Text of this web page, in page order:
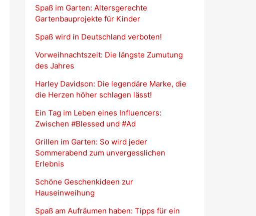
Spaß im Garten: Altersgerechte
Gartenbauprojekte für Kinder
Spaß wird in Deutschland verboten!
Vorweihnachtszeit: Die längste Zumutung
des Jahres
Harley Davidson: Die legendäre Marke, die
die Herzen höher schlagen lässt!
Ein Tag im Leben eines Influencers:
Zwischen #Blessed und #Ad
Grillen im Garten: So wird jeder
Sommerabend zum unvergesslichen
Erlebnis
Schöne Geschenkideen zur
Hauseinweihung
Spaß am Aufräumen haben: Tipps für ein